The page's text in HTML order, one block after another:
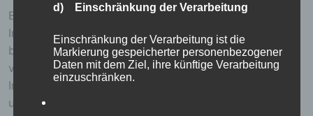
Bei der Nutzung dieser allgemeinen Daten und
Informationen ziehen wird keine Rückschlüsse auf die
betroffene Person. Diese Informationen werden
vielmehr benötigt, um (1) die Inhalte unserer
Internetseite korrekt auszuliefern, (2) die Inhalte
unserer Internetseite sowie die Werbung für diese zu
d) Einschränkung der Verarbeitung
Einschränkung der Verarbeitung ist die
Markierung gespeicherter personenbezogener
Daten mit dem Ziel, ihre künftige Verarbeitung
einzuschränken.